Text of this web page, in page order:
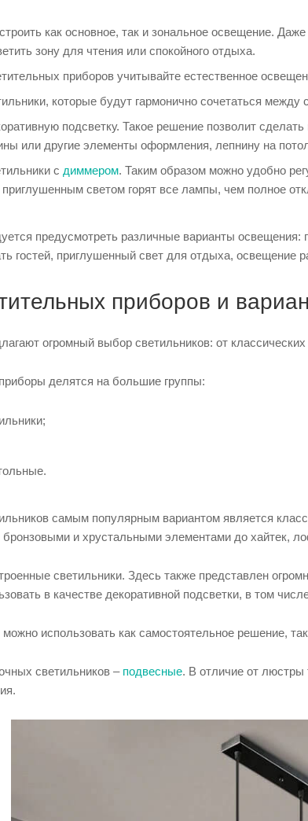
как основное, так и зональное освещение.
зону для чтения или спокойного отдыха.
приборов учитывайте естественное
которые будут гармонично сочетаться
подсветку. Такое решение позволит
или другие элементы оформления, лепнину на
с диммером. Таким образом можно удобно
приглушенным светом горят все лампы, чем полное
предусмотреть различные варианты
гостей, приглушенный свет для отдыха, освещение
приборов и
огромный выбор светильников: от
делятся на большие группы:
самым популярным вариантом является
бронзовыми и хрустальными элементами до хайтек,
светильники. Здесь также представлен
в качестве декоративной подсветки, в том
можно использовать как самостоятельное решение,
светильников – подвесные. В отличие от люстры